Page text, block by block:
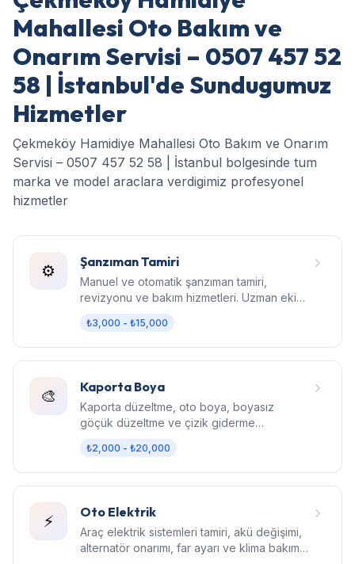
Mahallesi Oto Bakım ve
Onarım Servisi – 0507 457 52
58 | İstanbul'de Sundugumuz
Hizmetler
Çekmeköy Hamidiye Mahallesi Oto Bakım ve Onarım
Servisi – 0507 457 52 58 | İstanbul bolgesinde tum
marka ve model araclara verdigimiz profesyonel
hizmetler
⚙️ Şanzıman Tamiri
Manuel ve otomatik şanzıman tamiri,
revizyonu ve bakım hizmetleri. Uzman ekip,
₺3,000 - ₺15,000
🎨 Kaporta Boya
Kaporta düzeltme, oto boya, boyasız
göçük düzeltme ve çizik giderme
₺2,000 - ₺20,000
⚡ Oto Elektrik
Araç elektrik sistemleri tamiri, akü değişimi,
alternatör onarımı, far ayarı ve klima bakım